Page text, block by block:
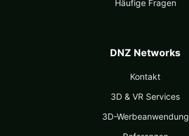
Häufige Fragen
DNZ Networks
Kontakt
3D & VR Services
3D-Werbeanwendung